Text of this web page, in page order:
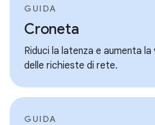
GUIDA
Croneta
Riduci la latenza e aumenta
delle richieste di rete.
GUIDA